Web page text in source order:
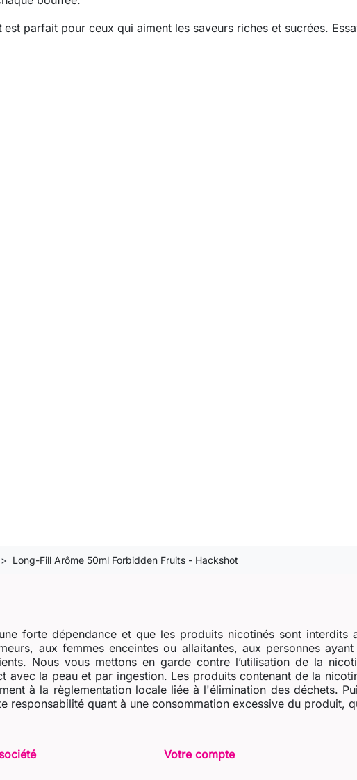
est parfait pour ceux qui aiment les saveurs riches et sucrées.
Long-Fill Arôme 50ml Forbidden Fruits - Hackshot
forte dépendance et que les produits nicotinés sont interdits
aux femmes enceintes ou allaitantes, aux personnes
Nous vous mettons en garde contre l’utilisation de la
avec la peau et par ingestion. Les produits contenant de la
à la règlementation locale liée à l'élimination des déchets.
responsabilité quant à une consommation excessive du produit,
Votre compte